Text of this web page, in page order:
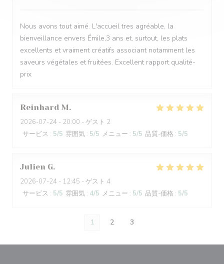
Nous avons tout aimé. L'accueil tres agréable, la
bienveillance envers Émile,3 ans et, surtout, les plats
excellents et vraiment créatifs associant notamment les
saveurs végétales et fruitées. Excellent rapport qualité-
prix
Reinhard M
2026-07-24 - 20:00 - ゲスト 2
サービス : 5/5 雰囲気 : 5/5 メニュー : 5/5 品質-価格 : 5/5
Julien G
2026-07-24 - 12:45 - ゲスト 4
サービス : 5/5 雰囲気 : 4/5 メニュー : 5/5 品質-価格 : 5/5
1 2 3